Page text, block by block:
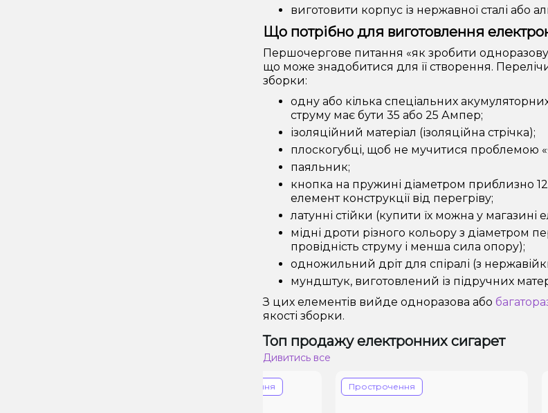
виготовити корпус із нержавної сталі або
Що потрібно для виготовлення
Першочергове питання «як зробити одноразову
що може знадобитися для її створення.
зборки:
одну або кілька спеціальних
струму має бути 35 або 25 Ампер;
ізоляційний матеріал (ізоляційна стрічка);
плоскогубці, щоб не мучитися проблемою
паяльник;
кнопка на пружині діаметром приблизно
елемент конструкції від перегріву;
латунні стійки (купити їх можна у
мідні дроти різного кольору з діаметром
провідність струму і менша сила опору);
одножильний дріт для спіралі (з
мундштук, виготовлений із підручних
З цих елементів вийде одноразова або
якості зборки.
Топ продажу електронних сигарет
Дивитись все
Прострочення